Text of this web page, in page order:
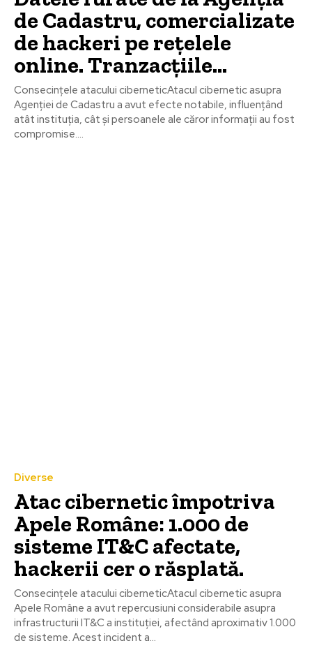
de Cadastru, comercializate
de hackeri pe rețelele
online. Tranzacțiile…
Consecințele atacului ciberneticAtacul cibernetic asupra
Agenției de Cadastru a avut efecte notabile, influențând
atât instituția, cât și persoanele ale căror informații au fost
compromise....
Diverse
Atac cibernetic împotriva
Apele Române: 1.000 de
sisteme IT&C afectate,
hackerii cer o răsplată.
Consecințele atacului ciberneticAtacul cibernetic asupra
Apele Române a avut repercusiuni considerabile asupra
infrastructurii IT&C a instituției, afectând aproximativ 1.000
de sisteme. Acest incident a...